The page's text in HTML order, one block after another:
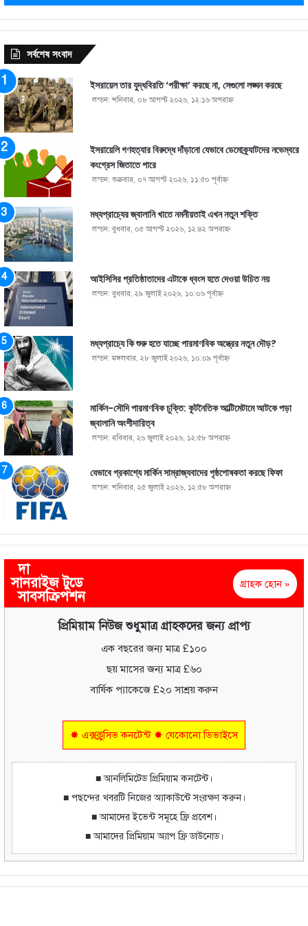
সর্বশেষ সংবাদ
ইসরায়েল তার যুদ্ধবিরতি ‘পরীক্ষা’ করছে না, সেগুলো লঙ্ঘন করছে
লন্ডন: শনিবার, ০৮ আগস্ট ২০২৬, ১২:১৬ অপরাহ্ণ
ইসরায়েলি গণহত্যার বিরুদ্ধে দাঁড়ানো যেভাবে ডেমোক্র্যাটদের নভেম্বরে
কংগ্রেস জিতাতে পারে
লন্ডন: শুক্রবার, ০৭ আগস্ট ২০২৬, ১১:৫০ পূর্বাহ্ণ
মধ্যপ্রাচ্যের জ্বালানি খাতে নমনীয়তাই এখন নতুন শক্তি
লন্ডন: বুধবার, ০৫ আগস্ট ২০২৬, ১২:৪২ অপরাহ্ণ
আইসিসির প্রতিষ্ঠাতাদের এটাকে ধ্বংস হতে দেওয়া উচিত নয়
লন্ডন: বুধবার, ২৯ জুলাই ২০২৬, ১০:০৬ পূর্বাহ্ণ
মধ্যপ্রাচ্যে কি শুরু হতে যাচ্ছে পারমাণবিক অস্ত্রের নতুন দৌড়?
লন্ডন: মঙ্গলবার, ২৮ জুলাই ২০২৬, ১০:০৯ পূর্বাহ্ণ
মার্কিন-সৌদি পারমাণবিক চুক্তি: কূটনৈতিক আল্টিমেটামে আটকে পড়া
জ্বালানি অংশীদারিত্ব
লন্ডন: রবিবার, ২৬ জুলাই ২০২৬, ১২:৫৮ অপরাহ্ণ
যেভাবে প্রকাশ্যে মার্কিন সাম্রাজ্যবাদের পৃষ্ঠপোষকতা করছে ফিফা
লন্ডন: শনিবার, ২৫ জুলাই ২০২৬, ১২:৫৮ অপরাহ্ণ
দা
সানরাইজ টুডে
সাবসক্রিপশন
গ্রাহক হোন »
প্রিমিয়াম নিউজ শুধুমাত্র গ্রাহকদের জন্য প্রাপ্য
এক বছরের জন্য মাত্র £১০০
ছয় মাসের জন্য মাত্র £৬০
বার্ষিক প্যাকেজে £২০ সাশ্রয় করুন
✸ এক্সক্লুসিভ কনটেন্ট ✸ যেকোনো ডিভাইসে
■ আনলিমিটেড প্রিমিয়াম কনটেন্ট।
■ পছন্দের খবরটি নিজের অ্যাকাউন্টে সংরক্ষণ করুন।
■ আমাদের ইভেন্ট সমূহে ফ্রি প্রবেশ।
■ আমাদের প্রিমিয়াম অ্যাপ ফ্রি ডাউনোড।